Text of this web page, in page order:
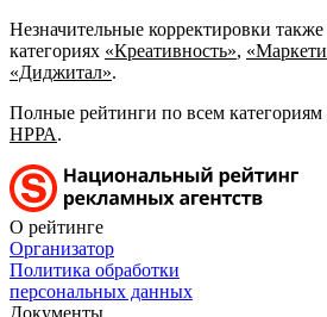
Незначительные корректировки
категориях «Креативность»,
«Диджитал».
Полные рейтинги по всем
НРРА.
О рейтинге
Организатор
Политика обработки
персональных данных
Документы